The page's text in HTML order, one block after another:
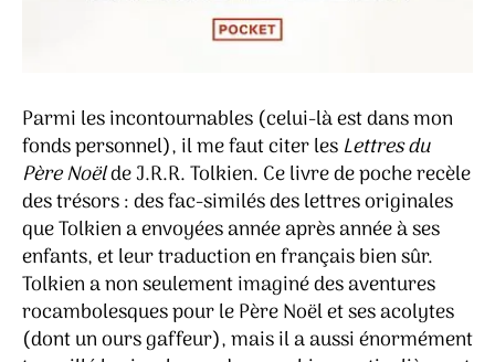
Parmi les incontournables (celui-là est dans mon
fonds personnel), il me faut citer les Lettres du
Père Noëlde J.R.R. Tolkien. Ce livre de poche recèle
des trésors : des fac-similés des lettres originales
que Tolkien a envoyées année après année à ses
enfants, et leur traduction en français bien sûr.
Tolkien a non seulement imaginé des aventures
rocambolesques pour le Père Noël et ses acolytes
(dont un ours gaffeur), mais il a aussi énormément